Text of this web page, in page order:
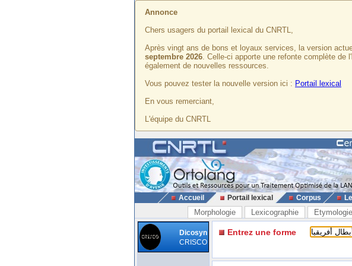
Annonce
Chers usagers du portail lexical du CNRTL,
Après vingt ans de bons et loyaux services, la version
septembre 2026. Celle-ci apporte une refonte complète
également de nouvelles ressources.
Vous pouvez tester la nouvelle version ici : Portail lexical
En vous remerciant,
L'équipe du CNRTL
Accueil Portail lexical Corpus
Morphologie Lexicographie Etymologie
Dicosyn
CRISCO
Entrez une forme